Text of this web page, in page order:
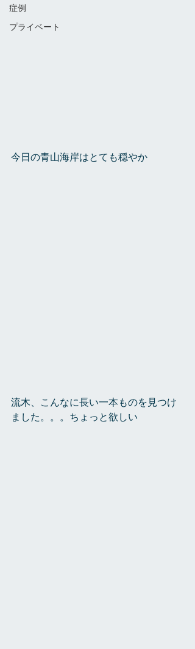
症例
プライベート
今日の青山海岸はとても穏やか
流木、こんなに長い一本ものを見つけ
ました。。。ちょっと欲しい